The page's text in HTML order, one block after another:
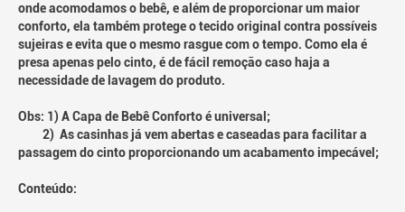
onde acomodamos o bebê, e além de proporcionar um maior
conforto, ela também protege o tecido original contra possíveis
sujeiras e evita que o mesmo rasgue com o tempo. Como ela é
presa apenas pelo cinto, é de fácil remoção caso haja a
necessidade de lavagem do produto.
Obs: 1) A Capa de Bebê Conforto é universal;
2) As casinhas já vem abertas e caseadas para facilitar a
passagem do cinto proporcionando um acabamento impecável;
Conteúdo: